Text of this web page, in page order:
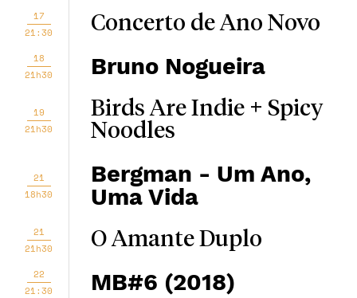
17
21:30
Concerto de Ano Novo
18
21h30
Bruno Nogueira
19
21h30
Birds Are Indie + Spicy
Noodles
21
18h30
Bergman - Um Ano,
Uma Vida
21
21h30
O Amante Duplo
22
21:30
MB#6 (2018)